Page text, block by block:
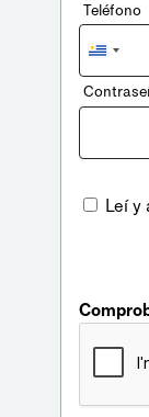
Teléfono
+598
Leí y